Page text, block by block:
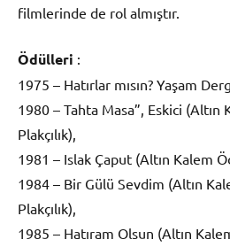
filmlerinde de rol almıştır.
Ödülleri :
1975 – Hatırlar mısın? Yaşam
1980 – Tahta Masa”, Eskici (Altın
Plakçılık),
1981 – Islak Çaput (Altın Kalem
1984 – Bir Gülü Sevdim (Altın
Plakçılık),
1985 – Hatıram Olsun (Altın